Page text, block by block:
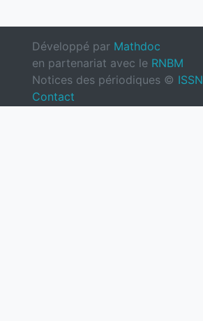
Développé par Mathdoc
en partenariat avec le RNBM
Notices des périodiques © ISSN
Contact